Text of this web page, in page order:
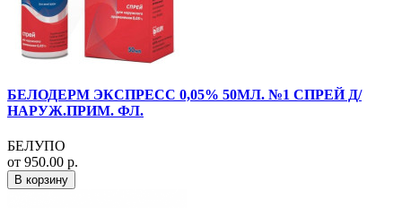
БЕЛОДЕРМ ЭКСПРЕСС 0,05% 50МЛ. №1 СПРЕЙ Д/
НАРУЖ.ПРИМ. ФЛ.
БЕЛУПО
от 950.00 р.
В корзину